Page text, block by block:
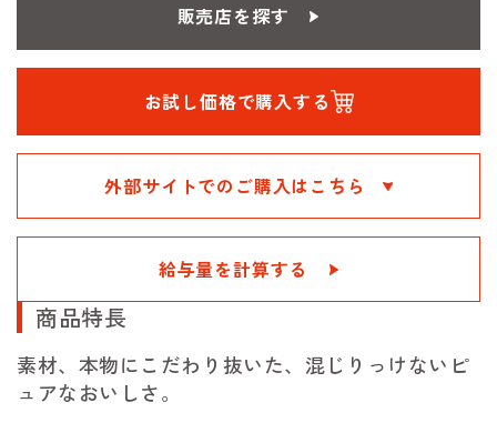
販売店を探す
お試し価格で購入する
外部サイトでのご購入はこちら
給与量を計算する
商品特長
素材、本物にこだわり抜いた、混じりっけないピ
ュアなおいしさ。